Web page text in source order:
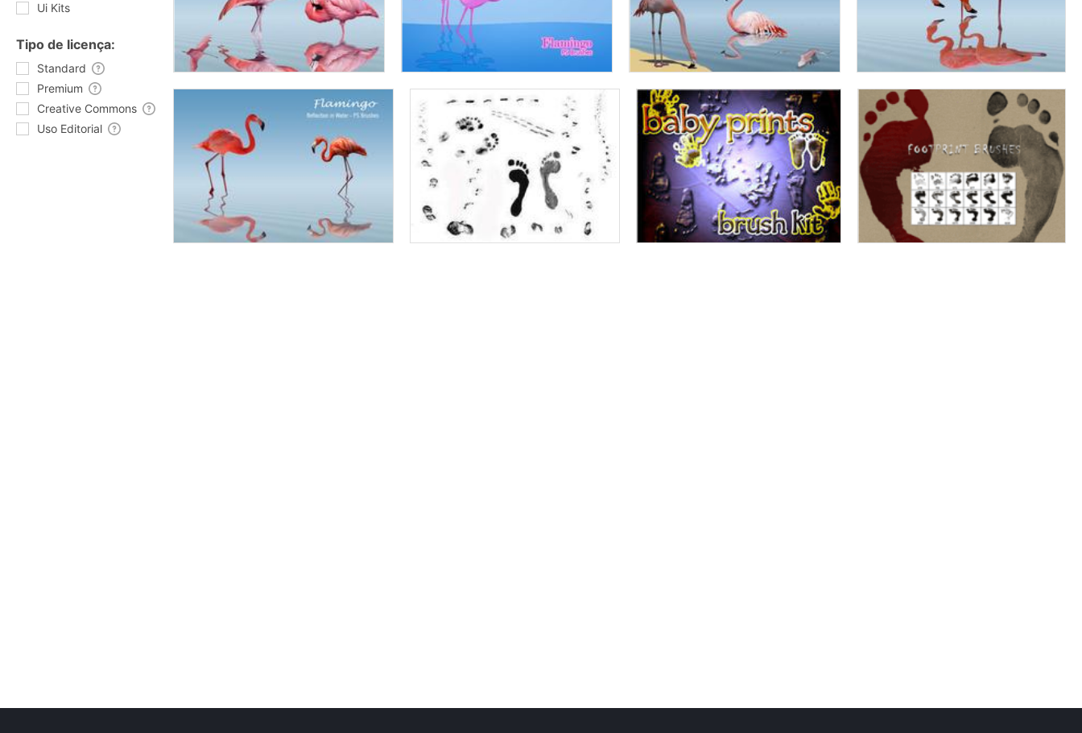
Ui Kits
Tipo de licença:
Standard
Premium
Creative Commons
Uso Editorial